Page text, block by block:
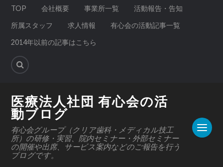
TOP 会社概要 事業所一覧
活動報告・告知
所属スタッフ
求人情報
有心会の活動記事一覧
2014年以前の記事はこちら
医療法人社団 有心会の活
動ブログ
有心会グループ（クリア歯科・メディカル技工
所）の研修・実習、院内セミナー・外部セミナー
の開催や出席、サービス案内などのご報告を行う
ブログです。